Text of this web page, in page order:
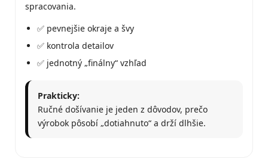
spracovania.
✅ pevnejšie okraje a švy
✅ kontrola detailov
✅ jednotný „finálny“ vzhľad
Prakticky:
Ručné došívanie je jeden z dôvodov, prečo
výrobok pôsobí „dotiahnuto“ a drží dlhšie.